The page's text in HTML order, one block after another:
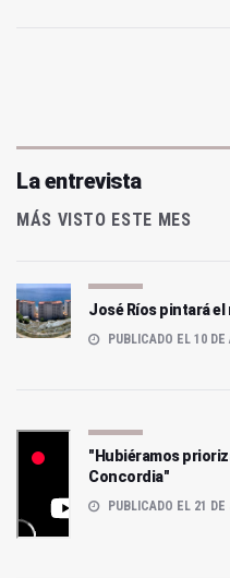
La entrevista
MÁS VISTO ESTE MES
José Ríos pintará el
PUBLICADO EL 10
"Hubiéramos
Concordia"
PUBLICADO EL 21